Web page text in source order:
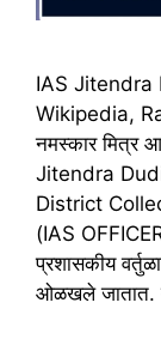
IAS Jitendra
Wikipedia,
नमस्कार मित्र
Jitendra
District
(IAS
प्रशासकीय
ओळखले जातात.